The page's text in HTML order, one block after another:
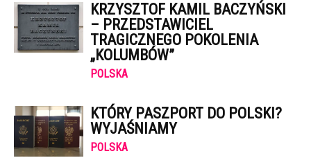
KRZYSZTOF KAMIL BACZYŃSKI
– PRZEDSTAWICIEL
TRAGICZNEGO POKOLENIA
„KOLUMBÓW”
POLSKA
KTÓRY PASZPORT DO POLSKI?
WYJAŚNIAMY
POLSKA